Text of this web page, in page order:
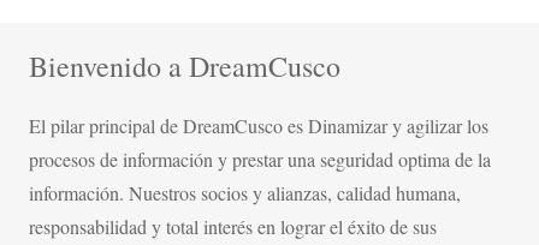
Bienvenido a DreamCusco
El pilar principal de DreamCusco es Dinamizar y agilizar los
procesos de información y prestar una seguridad optima de la
información. Nuestros socios y alianzas, calidad humana,
responsabilidad y total interés en lograr el éxito de sus